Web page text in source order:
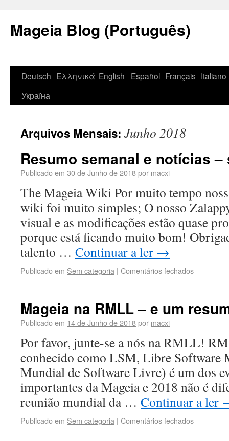
Mageia Blog (Português)
Deutsch Ελληνικά English Español Français Italiano
Україна
Arquivos Mensais: Junho 2018
Resumo semanal e notícias –
Publicado em 30 de Junho de 2018por macxi
The Mageia Wiki Por muito tempo
wiki foi muito simples; O nosso
visual e as modificações estão quase
porque está ficando muito bom!
talento … Continuar a ler →
Publicado em Sem categoria | Comentários fechados
Mageia na RMLL – e um
Publicado em 14 de Junho de 2018por macxi
Por favor, junte-se a nós na RMLL!
conhecido como LSM, Libre Software
Mundial de Software Livre) é um dos
importantes da Mageia e 2018 não é
reunião mundial da … Continuar a ler
Publicado em Sem categoria | Comentários fechados